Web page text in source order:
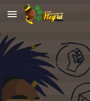
Skip to main content